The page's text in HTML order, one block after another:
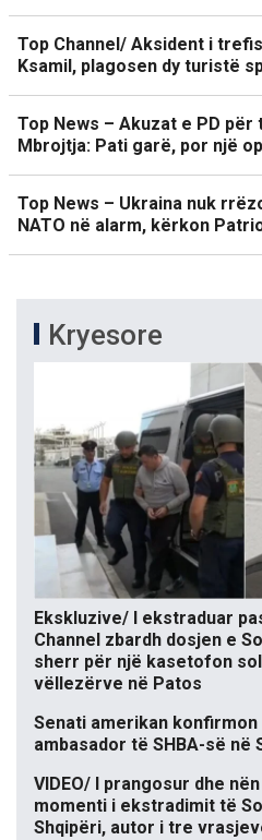
Top Channel/ Aksident i
Ksamil, plagosen dy turistë
Top News – Akuzat e PD
Mbrojtja: Pati garë, por një
Top News – Ukraina nuk
NATO në alarm, kërkon
Kryesore
Ekskluzive/ I ekstraduar
Channel zbardh dosjen e
sherr për një kasetofon
vëllezërve në Patos
Senati amerikan konfirmon
ambasador të SHBA-së në
VIDEO/ I prangosur dhe
momenti i ekstradimit të
Shqipëri, autor i tre